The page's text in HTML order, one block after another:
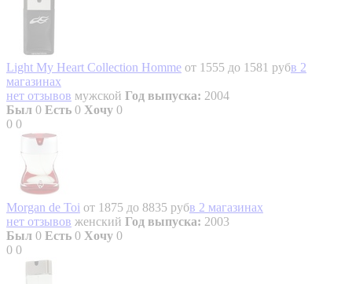
Light My Heart Collection Homme от 1555 до 1581 рубв 2
магазинах
нет отзывов мужской Год выпуска: 2004
Был 0 Есть 0 Хочу 0
0 0
Morgan de Toi от 1875 до 8835 рубв 2 магазинах
нет отзывов женский Год выпуска: 2003
Был 0 Есть 0 Хочу 0
0 0